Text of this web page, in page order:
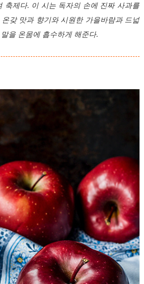
축제다. 이 시는 독자의 손에 진짜 사과를
갖 맛과 향기와 시원한 가을바람과 드넓
을 온몸에 흡수하게 해준다.